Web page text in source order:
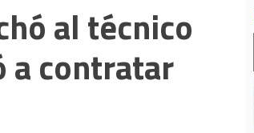
al técnico
a contratar